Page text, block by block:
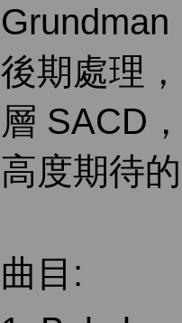
後期處理
層 SACD
高度期待
曲目: